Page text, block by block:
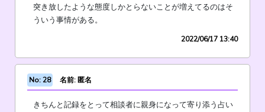
突き放したような態度しかとらないことが増えてるのはそ
ういう事情がある。
2022/06/17 13:40
No: 28 名前: 匿名
きちんと記録をとって相談者に親身になって寄り添う占い